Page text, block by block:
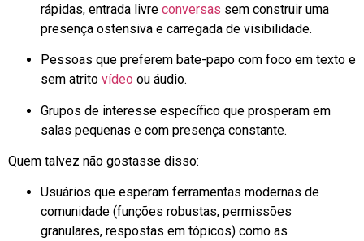
rápidas, entrada livre conversas sem construir uma
presença ostensiva e carregada de visibilidade.
Pessoas que preferem bate-papo com foco em texto e
sem atrito vídeo ou áudio.
Grupos de interesse específico que prosperam em
salas pequenas e com presença constante.
Quem talvez não gostasse disso:
Usuários que esperam ferramentas modernas de
comunidade (funções robustas, permissões
granulares, respostas em tópicos) como as